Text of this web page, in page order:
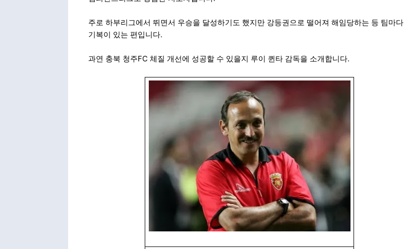
주로 하부리그에서 뛰면서 우승을 달성하기도 했지만 강등권으로 떨어져 해임당하는 등 팀마다
기복이 있는 편입니다.
과연 충북 청주FC 체질 개선에 성공할 수 있을지 루이 퀸타 감독을 소개합니다.